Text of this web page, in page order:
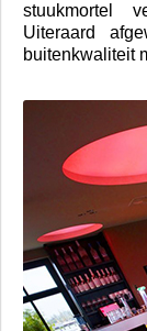
stuukmortel
Uiteraard
buitenkwaliteit